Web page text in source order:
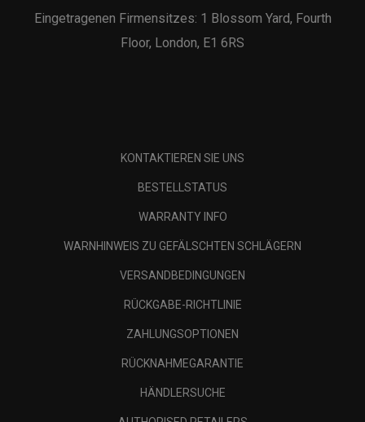
Eingetragenen Firmensitzes: 1 Blossom Yard, Fourth
Floor, London, E1 6RS
KONTAKTIEREN SIE UNS
BESTELLSTATUS
WARRANTY INFO
WARNHINWEIS ZU GEFÄLSCHTEN SCHLÄGERN
VERSANDBEDINGUNGEN
RÜCKGABE-RICHTLINIE
ZAHLUNGSOPTIONEN
RÜCKNAHMEGARANTIE
HÄNDLERSUCHE